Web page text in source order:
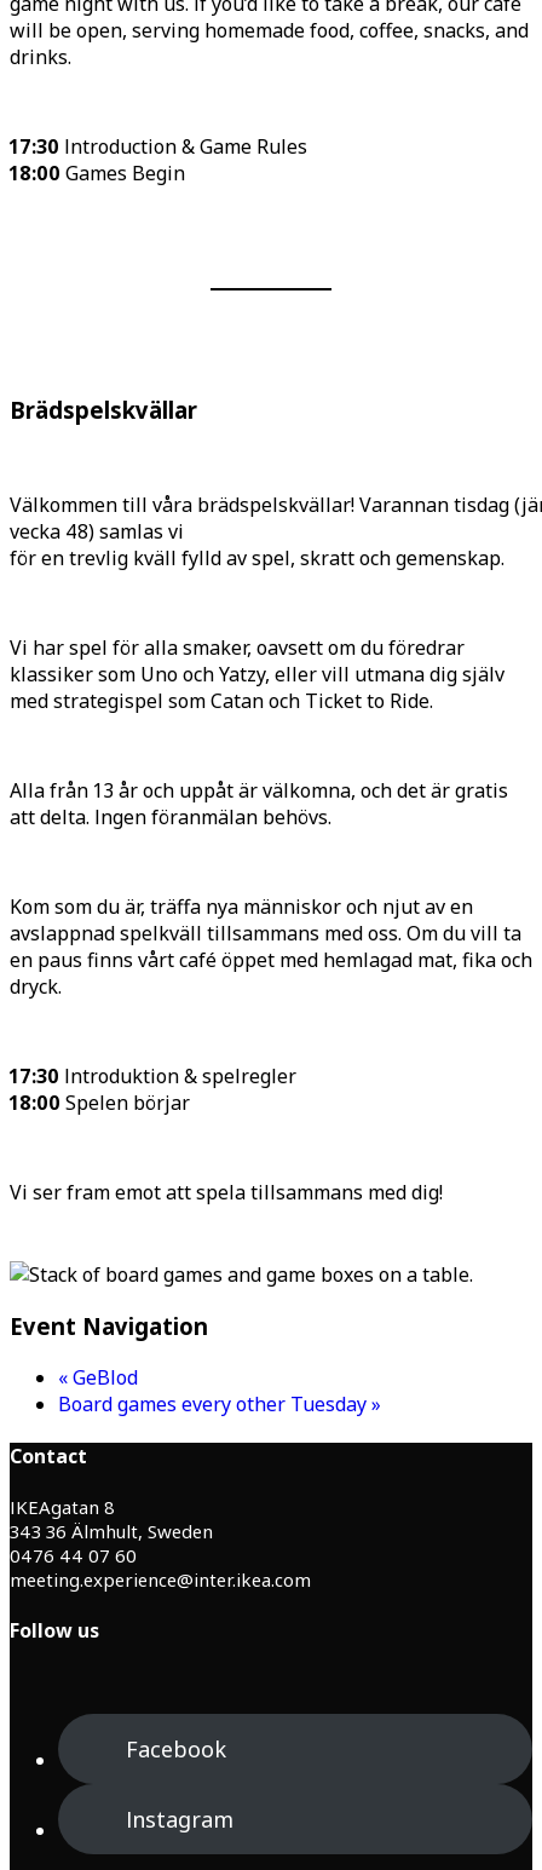
will be open, serving homemade food, coffee, snacks, and
drinks.
17:30 Introduction & Game Rules
18:00 Games Begin
Brädspelskvällar
Välkommen till våra brädspelskvällar! Varannan tisdag
vecka 48) samlas vi
för en trevlig kväll fylld av spel, skratt och gemenskap.
Vi har spel för alla smaker, oavsett om du föredrar
klassiker som Uno och Yatzy, eller vill utmana dig själv
med strategispel som Catan och Ticket to Ride.
Alla från 13 år och uppåt är välkomna, och det är gratis
att delta. Ingen föranmälan behövs.
Kom som du är, träffa nya människor och njut av en
avslappnad spelkväll tillsammans med oss. Om du vill ta
en paus finns vårt café öppet med hemlagad mat, fika och
dryck.
17:30 Introduktion & spelregler
18:00 Spelen börjar
Vi ser fram emot att spela tillsammans med dig!
Event Navigation
«GeBlod
Board games every other Tuesday»
Contact
IKEAgatan 8
343 36 Älmhult, Sweden
0476 44 07 60
meeting.experience@inter.ikea.com
Follow us
Facebook
Instagram